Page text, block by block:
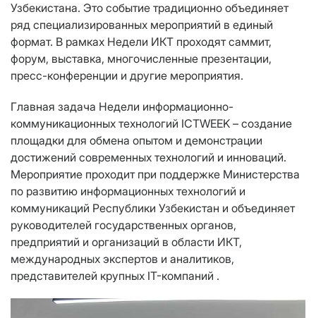
Узбекистана. Это событие традиционно объединяет
ряд специализированных мероприятий в единый
формат. В рамках Недели ИКТ проходят саммит,
форум, выставка, многочисленные презентации,
пресс-конференции и другие мероприятия.
Главная задача Недели информационно-
коммуникационных технологий ICTWEEK – создание
площадки для обмена опытом и демонстрации
достижений современных технологий и инноваций.
Мероприятие проходит при поддержке Министерства
по развитию информационных технологий и
коммуникаций Республики Узбекистан и объединяет
руководителей государственных органов,
предприятий и организаций в области ИКТ,
международных экспертов и аналитиков,
представителей крупных IT-компаний .